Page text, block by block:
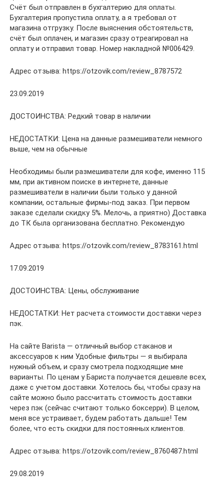
Счёт был отправлен в бухгалтерию для оплаты.
Бухгалтерия пропустила оплату, а я требовал от
магазина отгрузку. После выяснения обстоятельств,
счёт был оплачен, и магазин сразу отреагировал на
оплату и отправил товар. Номер накладной №006429.
Адрес отзыва: https://otzovik.com/review_8787572
23.09.2019
ДОСТОИНСТВА: Редкий товар в наличии
НЕДОСТАТКИ: Цена на данные размешиватели немного
выше, чем на обычные
Необходимы были размешиватели для кофе, именно 115
мм, при активном поиске в интернете, данные
размешиватели в наличии были только у данной
компании, остальные фирмы-под заказ. При первом
заказе сделали скидку 5%. Мелочь, а приятно) Доставка
до ТК была организована бесплатно. Рекомендую
Адрес отзыва: https://otzovik.com/review_8783161.html
17.09.2019
ДОСТОИНСТВА: Цены, обслуживание
НЕДОСТАТКИ: Нет расчета стоимости доставки через
пэк.
На сайте Barista — отличный выбор стаканов и
аксессуаров к ним Удобные фильтры — я выбирала
нужный объем, и сразу смотрела подходящие мне
варианты. По ценам у Бариста получается дешевле всех,
даже с учетом доставки. Хотелось бы, чтобы сразу на
сайте можно было рассчитать стоимость доставки
через пэк (сейчас считают только боксерри). В целом,
меня все устраивает, будем работать дальше! Тем
более, что есть скидки для постоянных клиентов.
Адрес отзыва: https://otzovik.com/review_8760487.html
29.08.2019